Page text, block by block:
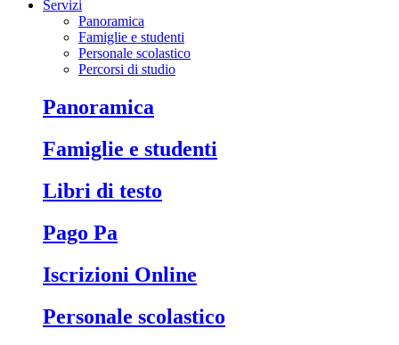
Servizi
Panoramica
Famiglie e studenti
Personale scolastico
Percorsi di studio
Panoramica
Famiglie e studenti
Libri di testo
Pago Pa
Iscrizioni Online
Personale scolastico